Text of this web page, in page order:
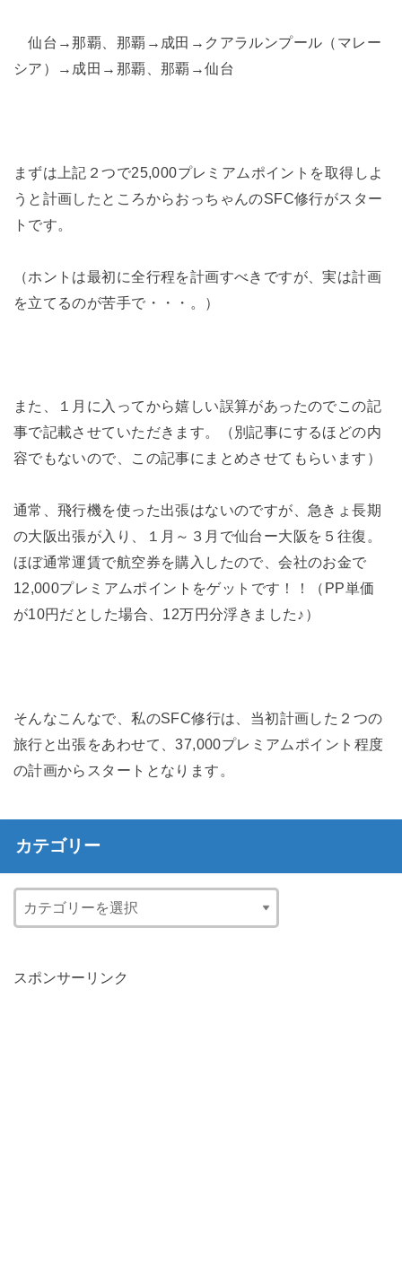
仙台→那覇、那覇→成田→クアラルンプール（マレー
シア）→成田→那覇、那覇→仙台
まずは上記２つで25,000プレミアムポイントを取得しよ
うと計画したところからおっちゃんのSFC修行がスター
トです。
（ホントは最初に全行程を計画すべきですが、実は計画
を立てるのが苦手で・・・。）
また、１月に入ってから嬉しい誤算があったのでこの記
事で記載させていただきます。（別記事にするほどの内
容でもないので、この記事にまとめさせてもらいます）
通常、飛行機を使った出張はないのですが、急きょ長期
の大阪出張が入り、１月～３月で仙台ー大阪を５往復。
ほぼ通常運賃で航空券を購入したので、会社のお金で
12,000プレミアムポイントをゲットです！！（PP単価
が10円だとした場合、12万円分浮きました♪）
そんなこんなで、私のSFC修行は、当初計画した２つの
旅行と出張をあわせて、37,000プレミアムポイント程度
の計画からスタートとなります。
カテゴリー
スポンサーリンク